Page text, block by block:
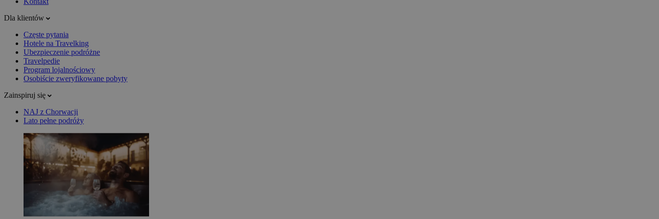
Dla klientów
Częste pytania
Hotele na Travelking
Ubezpieczenie podróżne
Travelpedie
Program lojalnościowy
Osobiście zweryfikowane pobyty
Zainspiruj się
NAJ z Chorwacji
Lato pełne podróży